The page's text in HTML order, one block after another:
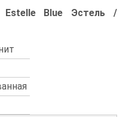
Estelle Blue Эстель /